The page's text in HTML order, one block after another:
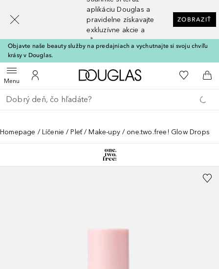
aplikáciu Douglas a
pravidelne získavajte
exkluzívne akcie a
zľavy
ZOBRAZIŤ
Objavte naše beauty služby na predajniach a vychutnajte si svoju chvíľu
krásy v Douglas.
MenuOtvoriť menuDo môjho účtu
Domov Do môjho
Do
Choď späť
Vykonajte vyhľadávanie
Homepage Líčenie Pleť Make-upy one.two.free! Glow Drops
[navigation.slideout.screenreader]